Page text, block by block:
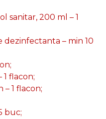
sanitar, 200 ml – 1
dezinfectanta – min 10
1 flacon;
1 flacon;
buc;